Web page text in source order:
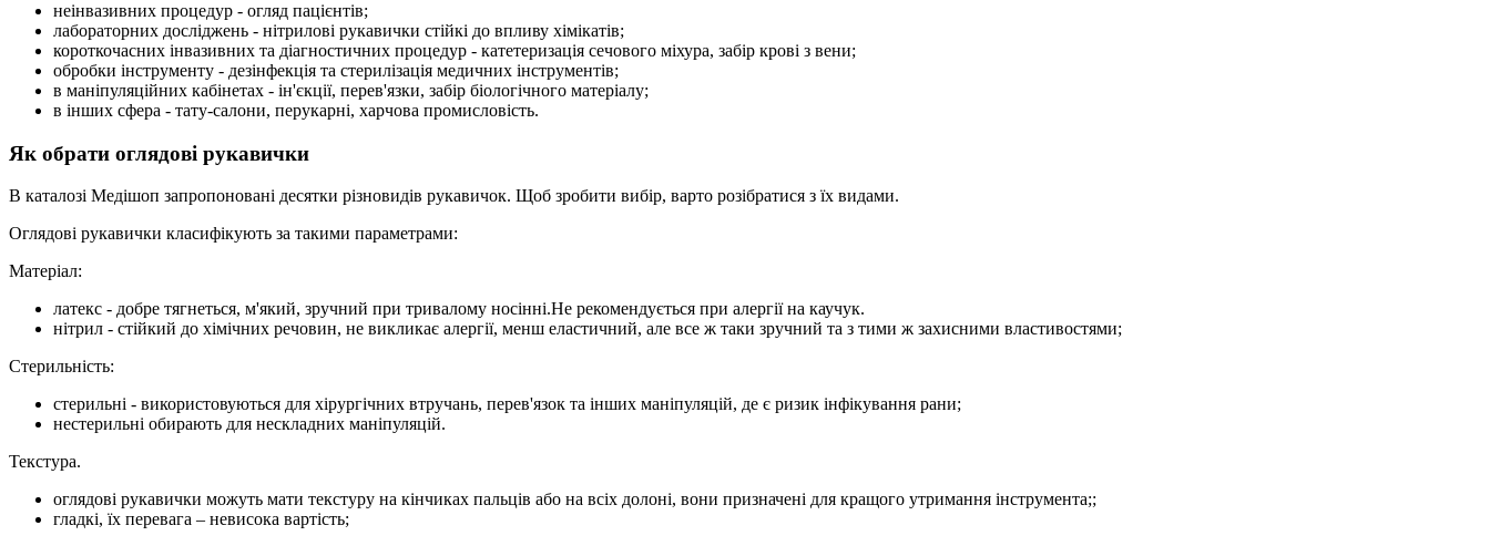
неінвазивних процедур - огляд пацієнтів;
лабораторних досліджень - нітрилові рукавички стійкі до впливу хімікатів;
короткочасних інвазивних та діагностичних процедур - катетеризація сечового міхура, забір крові з вени;
обробки інструменту - дезінфекція та стерилізація медичних інструментів;
в маніпуляційних кабінетах - ін'єкції, перев'язки, забір біологічного матеріалу;
в інших сфера - тату-салони, перукарні, харчова промисловість.
Як обрати оглядові рукавички
В каталозі Медішоп запропоновані десятки різновидів рукавичок. Щоб зробити вибір, варто розібратися з їх видами.
Оглядові рукавички класифікують за такими параметрами:
Матеріал:
латекс - добре тягнеться, м'який, зручний при тривалому носінні.Не рекомендується при алергії на каучук.
нітрил - стійкий до хімічних речовин, не викликає алергії, менш еластичний, але все ж таки зручний та з тими ж захисними властивостями;
Стерильність:
стерильні - використовуються для хірургічних втручань, перев'язок та інших маніпуляцій, де є ризик інфікування рани;
нестерильні обирають для нескладних маніпуляцій.
Текстура.
оглядові рукавички можуть мати текстуру на кінчиках пальців або на всіх долоні, вони призначені для кращого утримання інструмента;;
гладкі, їх перевага – невисока вартість;